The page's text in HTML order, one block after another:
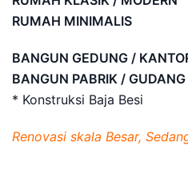
RUMAH MINIMALIS
BANGUN GEDUNG /
BANGUN PABRIK / GUDANG
* Konstruksi Baja Besi
Renovasi skala Besar,